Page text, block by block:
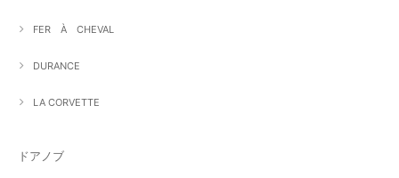
FER À CHEVAL
DURANCE
LA CORVETTE
ドアノブ